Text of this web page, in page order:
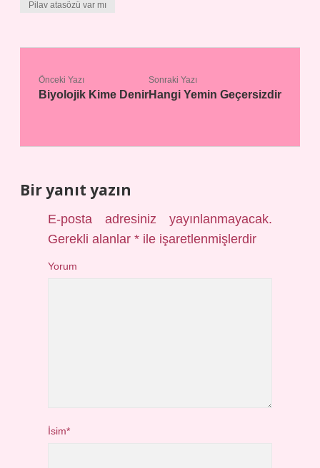
Pilav atasözü var mı
Önceki Yazı
Biyolojik Kime Denir
Sonraki Yazı
Hangi Yemin Geçersizdir
Bir yanıt yazın
E-posta adresiniz yayınlanmayacak.
Gerekli alanlar* ile işaretlenmişlerdir
Yorum
İsim*